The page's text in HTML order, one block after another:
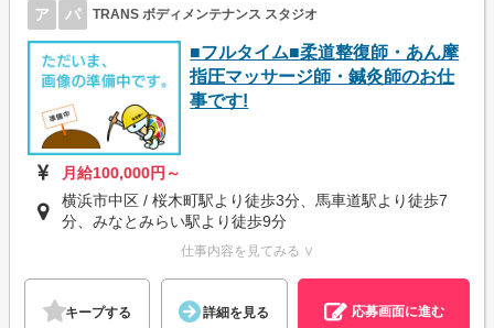
ア パ TRANS ボディメンテナンス スタジオ
■フルタイム■柔道整復師・あん摩
指圧マッサージ師・鍼灸師のお仕
事です!
月給100,000円～
横浜市中区 / 桜木町駅より徒歩3分、馬車道駅より徒歩7
分、みなとみらい駅より徒歩9分
仕事内容を見てみる ∨
キープする 詳細を見る 応募画面に進む